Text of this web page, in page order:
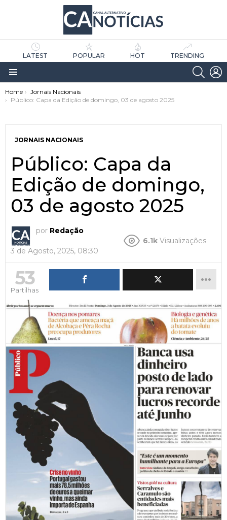
LATEST POPULAR HOT TRENDING
Menu
You are here:
Home
Jornais Nacionais
Público: Capa da Edição de domingo, 03 de agosto 2025
JORNAIS NACIONAIS
Público: Capa da
Edição de domingo,
03 de agosto 2025
por Redação
3 de Agosto, 2025, 08:30
6.1k Visualizações
53
Partilhas